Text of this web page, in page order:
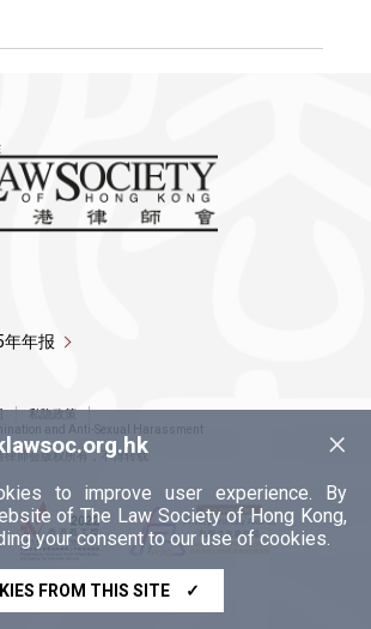
×
to improve user experience. By
of The Law Society of Hong Kong,
your consent to our use of cookies.
FROM THIS SITE ✓
年报
私隐政策
and Anti-Sexual Harassment
师会版权所有，不得转载